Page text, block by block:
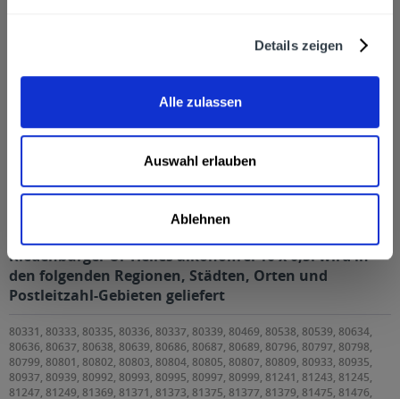
Details zeigen
Alle zulassen
Auswahl erlauben
Ablehnen
Riedenburger Ur-Helles alkoholfrei 10 x 0,5l
Riedenburger Ur-Helles alkoholfrei 10 x 0,5l wird in
den folgenden Regionen, Städten, Orten und
Postleitzahl-Gebieten geliefert
80331, 80333, 80335, 80336, 80337, 80339, 80469, 80538, 80539, 80634,
80636, 80637, 80638, 80639, 80686, 80687, 80689, 80796, 80797, 80798,
80799, 80801, 80802, 80803, 80804, 80805, 80807, 80809, 80933, 80935,
80937, 80939, 80992, 80993, 80995, 80997, 80999, 81241, 81243, 81245,
81247, 81249, 81369, 81371, 81373, 81375, 81377, 81379, 81475, 81476,